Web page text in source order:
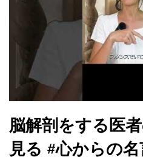
脳解剖をする医
見る #心から